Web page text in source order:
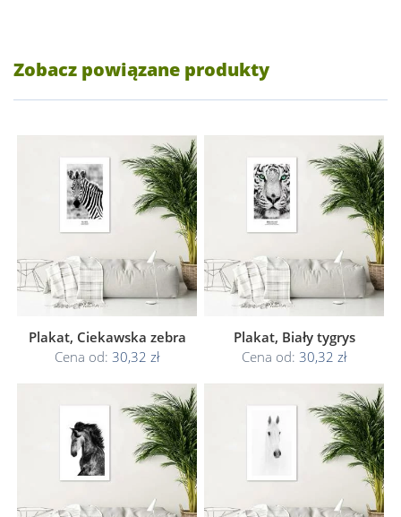
Zobacz powiązane produkty
Plakat, Ciekawska zebra
Cena od: 30,32 zł
Plakat, Biały tygrys
Cena od: 30,32 zł